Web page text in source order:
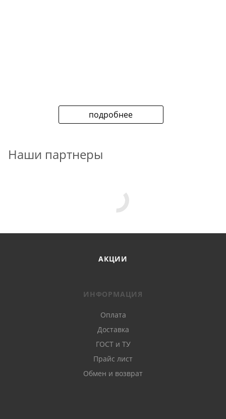
подробнее
Наши партнеры
АКЦИИ
ИНФОРМАЦИЯ
Оплата
Доставка
ГОСТ и ТУ
Прайс лист
Обмен и возврат